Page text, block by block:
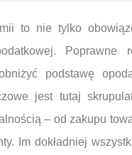
to nie tylko
Poprawne
podstawę
jest tutaj
– od zakupu
Im dokładniej